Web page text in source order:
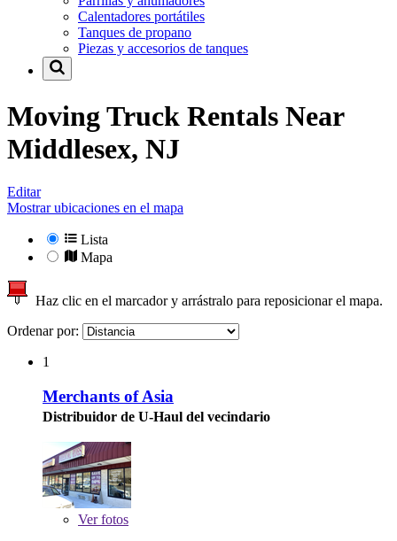
Calentadores portátiles
Tanques de propano
Piezas y accesorios de tanques
Moving Truck Rentals Near
Middlesex, NJ
Editar
Mostrar ubicaciones en el mapa
Lista
Mapa
Haz clic en el marcador y arrástralo para reposicionar el mapa.
Ordenar por:
1
Merchants of Asia
Distribuidor de U-Haul del vecindario
Verfotos